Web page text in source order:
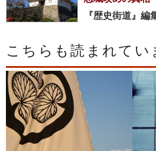
『歴史街道』編
こちらも読まれてい